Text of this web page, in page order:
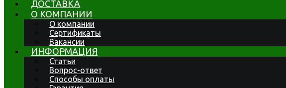
ДОСТАВКА
О КОМПАНИИ
О компании
Сертификаты
Вакансии
ИНФОРМАЦИЯ
Статьи
Вопрос-ответ
Способы оплаты